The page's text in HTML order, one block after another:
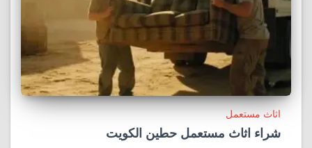
اثاث مستعمل
شراء اثاث مستعمل حطين الكويت